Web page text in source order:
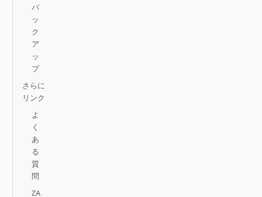
バ
ッ
ク
ア
ッ
プ
さらに
リンク
よ
く
あ
る
質
問
ZA